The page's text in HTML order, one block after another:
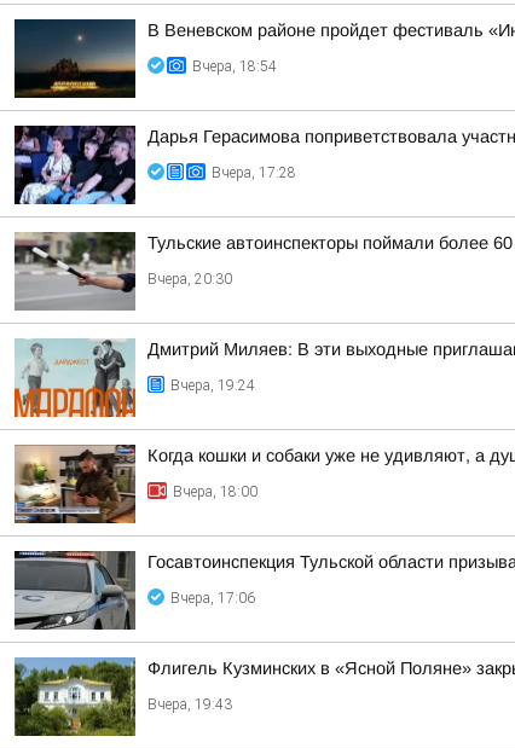
В Веневском районе пройдет фестиваль
Вчера, 18:54
Дарья Герасимова поприветствовала
Вчера, 17:28
Тульские автоинспекторы поймали более
Вчера, 20:30
Дмитрий Миляев: В эти выходные
Вчера, 19:24
Когда кошки и собаки уже не удивляют, а
Вчера, 18:00
Госавтоинспекция Тульской области
Вчера, 17:06
Флигель Кузминских в «Ясной Поляне»
Вчера, 19:43